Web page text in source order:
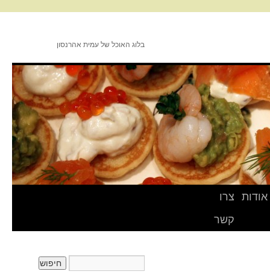
בלוג האוכל של עמית אהרנסון
אודות
צרו
קשר